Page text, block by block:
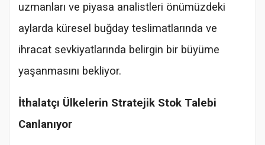
uzmanları ve piyasa analistleri önümüzdeki
aylarda küresel buğday teslimatlarında ve
ihracat sevkiyatlarında belirgin bir büyüme
yaşanmasını bekliyor.
İthalatçı Ülkelerin Stratejik Stok Talebi
Canlanıyor